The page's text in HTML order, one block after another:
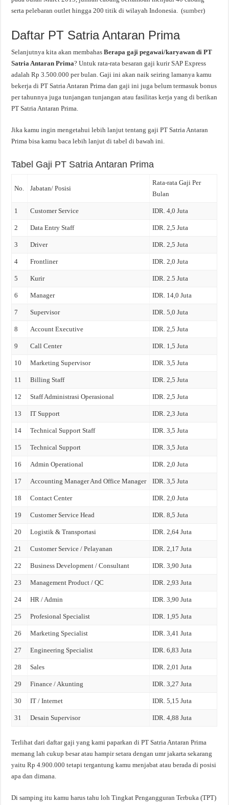
serta pelebaran outlet hingga 200 titik di wilayah Indonesia. (sumber)
Daftar PT Satria Antaran Prima
Selanjutnya kita akan membahasBerapa gaji pegawai/karyawan di PT
Satria Antaran Prima? Untuk rata-rata besaran gaji kurir SAP Express
adalah Rp 3.500.000 per bulan. Gaji ini akan naik seiring lamanya kamu
bekerja di PT Satria Antaran Prima dan gaji ini juga belum termasuk bonus
per tahunnya juga tunjangan tunjangan atau fasilitas kerja yang di berikan
PT Satria Antaran Prima.
Jika kamu ingin mengetahui lebih lanjut tentang gaji PT Satria Antaran
Prima bisa kamu baca lebih lanjut di tabel di bawah ini.
Tabel Gaji PT Satria Antaran Prima
No. Jabatan/ Posisi
Rata-rata Gaji Per
Bulan
1 Customer Service IDR. 4,0 Juta
2 Data Entry Staff IDR. 2,5 Juta
3 Driver IDR. 2,5 Juta
4 Frontliner IDR. 2,0 Juta
5 Kurir IDR. 2.5 Juta
6 Manager IDR. 14,0 Juta
7 Supervisor IDR. 5,0 Juta
8 Account Executive IDR. 2,5 Juta
9 Call Center IDR. 1,5 Juta
10 Marketing Supervisor IDR. 3,5 Juta
11 Billing Staff IDR. 2,5 Juta
12 Staff Administrasi Operasional IDR. 2,5 Juta
13 IT Support IDR. 2,3 Juta
14 Technical Support Staff IDR. 3,5 Juta
15 Technical Support IDR. 3,5 Juta
16 Admin Operational IDR. 2,0 Juta
17 Accounting Manager And Office Manager IDR. 3,5 Juta
18 Contact Center IDR. 2,0 Juta
19 Customer Service Head IDR. 8,5 Juta
20 Logistik & Transportasi IDR. 2,64 Juta
21 Customer Service / Pelayanan IDR. 2,17 Juta
22 Business Development / Consultant IDR. 3,90 Juta
23 Management Product / QC IDR. 2,93 Juta
24 HR / Admin IDR. 3,90 Juta
25 Profesional Specialist IDR. 1,95 Juta
26 Marketing Specialist IDR. 3,41 Juta
27 Engineering Specialist IDR. 6,83 Juta
28 Sales IDR. 2,01 Juta
29 Finance / Akunting IDR. 3,27 Juta
30 IT / Internet IDR. 5,15 Juta
31 Desain Supervisor IDR. 4,88 Juta
Terlihat dari daftar gaji yang kami paparkan di PT Satria Antaran Prima
memang lah cukup besar atau hampir setara dengan umr jakarta sekarang
yaitu Rp 4.900.000 tetapi tergantung kamu menjabat atau berada di posisi
apa dan dimana.
Di samping itu kamu harus tahu loh Tingkat Pengangguran Terbuka (TPT)